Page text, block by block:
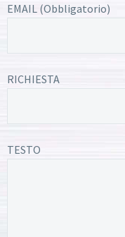
EMAIL (Obbligatorio)
RICHIESTA
TESTO